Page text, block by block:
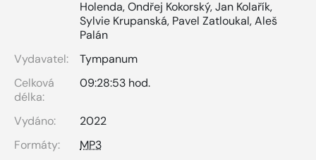
Holenda,Ondřej Kokorský,Jan Kolařík,
Sylvie Krupanská, Pavel Zatloukal,Aleš
Palán
Vydavatel:
Tympanum
Celková
délka:
09:28:53 hod.
Vydáno:
2022
Formáty:
MP3